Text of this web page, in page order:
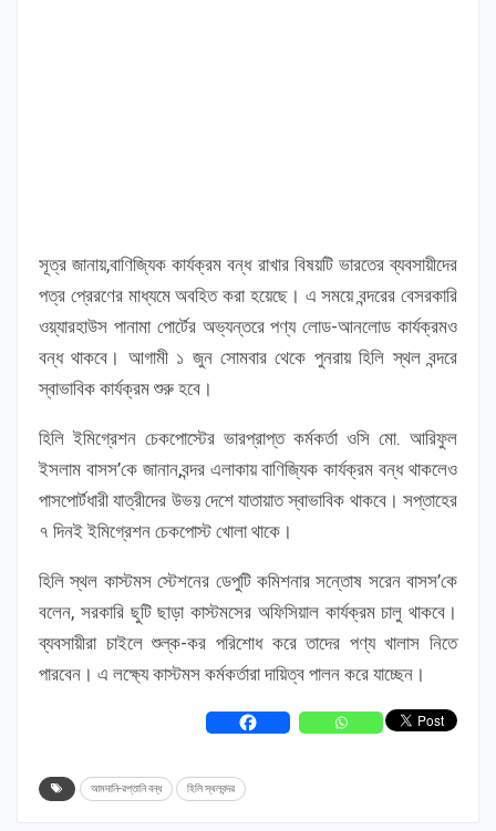
সূত্র জানায়,বাণিজ্যিক কার্যক্রম বন্ধ রাখার বিষয়টি ভারতের ব্যবসায়ীদের
পত্র প্রেরণের মাধ্যমে অবহিত করা হয়েছে। এ সময়ে বন্দরের বেসরকারি
ওয়্যারহাউস পানামা পোর্টের অভ্যন্তরে পণ্য লোড-আনলোড কার্যক্রমও
বন্ধ থাকবে। আগামী ১ জুন সোমবার থেকে পুনরায় হিলি স্থল বন্দরে
স্বাভাবিক কার্যক্রম শুরু হবে।
হিলি ইমিগ্রেশন চেকপোস্টের ভারপ্রাপ্ত কর্মকর্তা ওসি মো. আরিফুল
ইসলাম বাসস’কে জানান,বন্দর এলাকায় বাণিজ্যিক কার্যক্রম বন্ধ থাকলেও
পাসপোর্টধারী যাত্রীদের উভয় দেশে যাতায়াত স্বাভাবিক থাকবে। সপ্তাহের
৭ দিনই ইমিগ্রেশন চেকপোস্ট খোলা থাকে।
হিলি স্থল কাস্টমস স্টেশনের ডেপুটি কমিশনার সন্তোষ সরেন বাসস’কে
বলেন, সরকারি ছুটি ছাড়া কাস্টমসের অফিসিয়াল কার্যক্রম চালু থাকবে।
ব্যবসায়ীরা চাইলে শুল্ক-কর পরিশোধ করে তাদের পণ্য খালাস নিতে
পারবেন। এ লক্ষ্যে কাস্টমস কর্মকর্তারা দায়িত্ব পালন করে যাচ্ছেন।
আমদানি-রপ্তানি বন্ধ হিলি স্থলবন্দর